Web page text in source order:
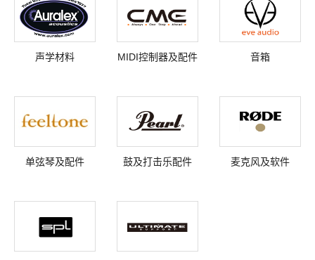
声学材料 MIDI控制器及配件 音箱
单弦琴及配件 鼓及打击乐配件 麦克风及软件